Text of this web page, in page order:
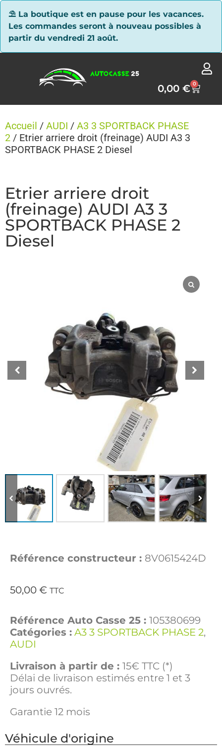
⛱ La boutique est en pause pour les vacances.
Les commandes seront à nouveau possibles à
partir du vendredi 21 août.
0,00€ 0
Accueil / AUDI / A3 3 SPORTBACK PHASE
2 / Etrier arriere droit (freinage) AUDI A3 3
SPORTBACK PHASE 2 Diesel
Etrier arriere droit
(freinage) AUDI A3 3
SPORTBACK PHASE 2
Diesel
Référence constructeur : 8V0615424D
50,00 € TTC
Référence Auto Casse 25 : 105380699
Catégories : A3 3 SPORTBACK PHASE 2,
AUDI
Livraison à partir de : 15€ TTC (*)
Délai de livraison estimés entre 1 et 3
jours ouvrés.
Garantie 12 mois
Véhicule d'origine
Panneau de gestion des cookies